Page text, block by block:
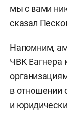
мы с вами
сказал
Напомним,
ЧВК Вагнера
в отношении
и